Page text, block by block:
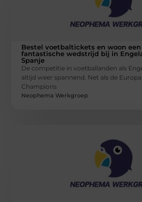
Bestel voetbaltickets en woon een
fantastische wedstrijd bij in
Spanje
De competitie in voetballanden als
altijd weer spannend. Net als de
Champions
Neophema Werkgroep